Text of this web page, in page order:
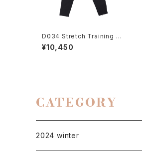
D034 Stretch Training Pa
nts/BLK
¥10,450
CATEGORY
2024 winter